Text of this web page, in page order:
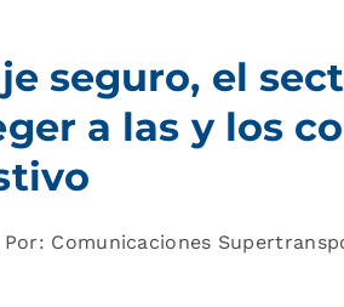
seguro, el
a las y los
Por: Comunicaciones